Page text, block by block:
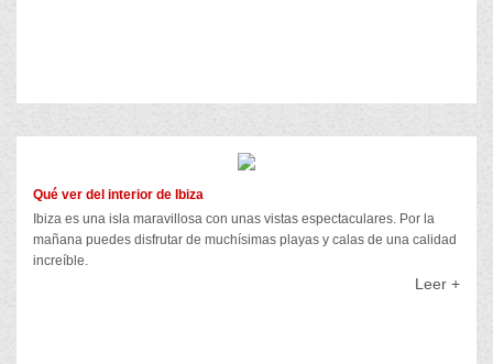
Qué ver del interior de Ibiza
Ibiza es una isla maravillosa con unas vistas espectaculares. Por la
mañana puedes disfrutar de muchísimas playas y calas de una calidad
increíble.
Leer +